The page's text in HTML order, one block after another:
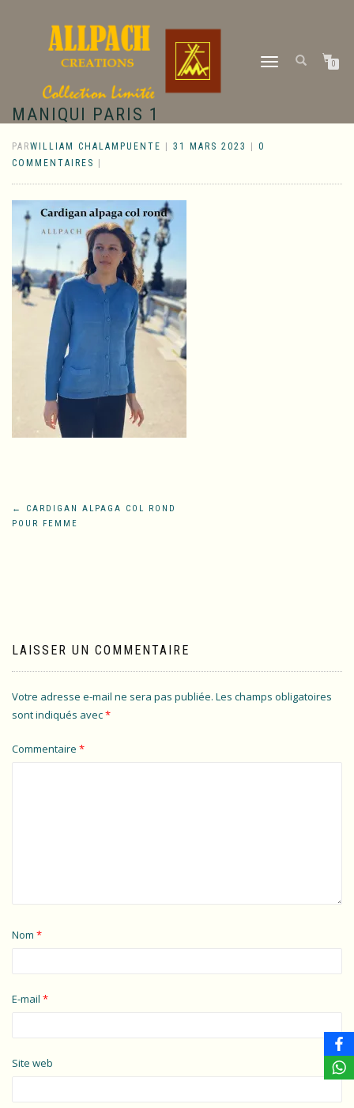
DÉPLIER
0
MANIQUI PARIS 1
PARWILLIAM CHALAMPUENTE 31 MARS 2023
0
COMMENTAIRES
Navigation
←
CARDIGAN ALPAGA COL ROND
POUR FEMME
LAISSER UN COMMENTAIRE
Votre adresse e-mail ne sera pas publiée. Les champs obligatoires
sont indiqués avec*
Commentaire *
Nom *
E-mail *
Site web